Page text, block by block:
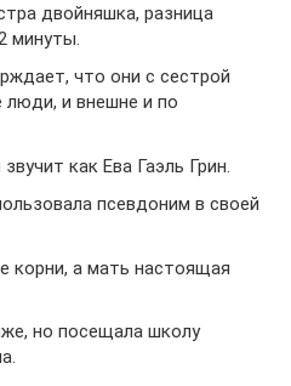
двойняшка, разница
минуты.
что они с сестрой
и внешне и по
как Ева Гаэль Грин.
псевдоним в своей
корни, а мать настоящая
но посещала школу